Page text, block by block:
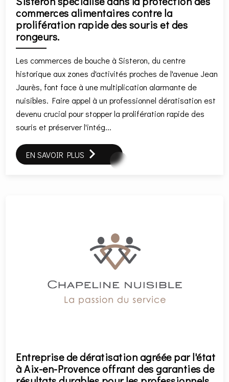
commerces alimentaires contre la
prolifération rapide des souris et des
rongeurs.
Les commerces de bouche à Sisteron, du centre
historique aux zones d'activités proches de l'avenue Jean
Jaurès, font face à une multiplication alarmante de
nuisibles. Faire appel à un professionnel dératisation est
devenu crucial pour stopper la prolifération rapide des
souris et préserver l'intég...
EN SAVOIR PLUS
Entreprise de dératisation agréée par l'état
à Aix-en-Provence offrant des garanties de